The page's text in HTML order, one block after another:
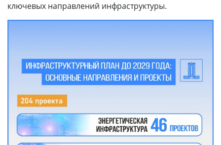
ключевых направлений инфраструктуры.